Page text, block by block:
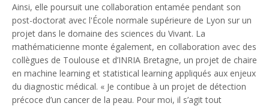
Ainsi, elle poursuit une collaboration entamée pendant son
post-doctorat avec l'École normale supérieure de Lyon sur un
projet dans le domaine des sciences du Vivant. La
mathématicienne monte également, en collaboration avec des
collègues de Toulouse et d’INRIA Bretagne, un projet de chaire
en machine learning et statistical learning appliqués aux enjeux
du diagnostic médical. « Je contibue à un projet de détection
précoce d’un cancer de la peau. Pour moi, il s’agit tout